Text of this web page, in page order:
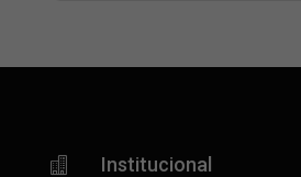
 Institucional